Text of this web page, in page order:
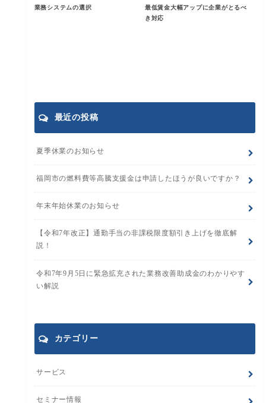
業務システムの選択
最低賃金大幅アップに企業がとるべ
き対応
最近の投稿
夏季休業のお知らせ
福岡市の燃料費等高騰支援金は申請したほうが良いですか？
年末年始休業のお知らせ
【令和7年改正】通勤手当の非課税限度額引き上げを徹底解
説！
令和7年9月5日に緊急拡充された業務改善助成金のわかりやす
い解説
カテゴリー
サービス
セミナー情報